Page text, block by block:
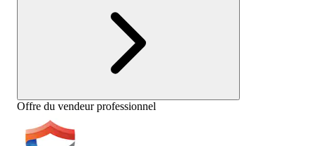
Offre du vendeur professionnel